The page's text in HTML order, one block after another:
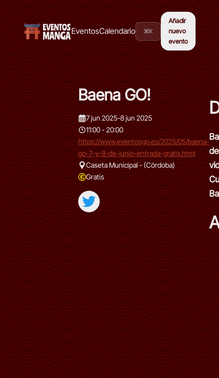
EventosCalendario ⌘K
Añadir
nuevo
evento
Baena GO!
7 jun 2025-8 jun 2025
11:00 - 20:00
https://www.eventosgo.es/2025/05/baena-
go-7-y-8-de-junio-entrada-gratis.html
Caseta Municipal - (Córdoba)
Gratis